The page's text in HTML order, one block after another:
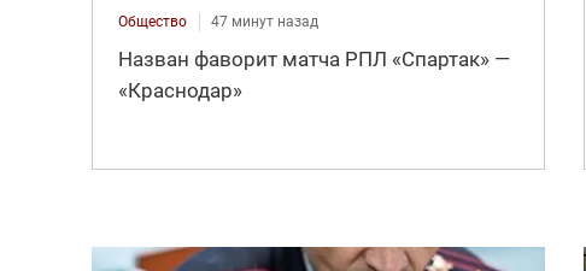
Общество 47 минут назад
Назван фаворит матча РПЛ «Спартак» —
«Краснодар»